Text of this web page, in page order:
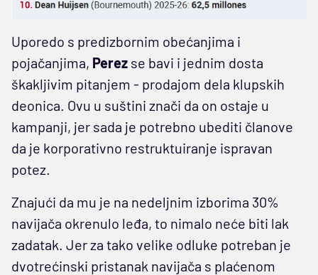
Uporedo s predizbornim obećanjima i
pojačanjima, Perez se bavi i jednim dosta
škakljivim pitanjem - prodajom dela klupskih
deonica. Ovu u suštini znači da on ostaje u
kampanji, jer sada je potrebno ubediti članove
da je korporativno restruktuiranje ispravan
potez.
Znajući da mu je na nedeljnim izborima 30%
navijača okrenulo leđa, to nimalo neće biti lak
zadatak. Jer za tako velike odluke potreban je
dvotrećinski pristanak navijača s plaćenom